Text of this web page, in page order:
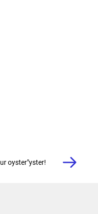
oyster"yster!